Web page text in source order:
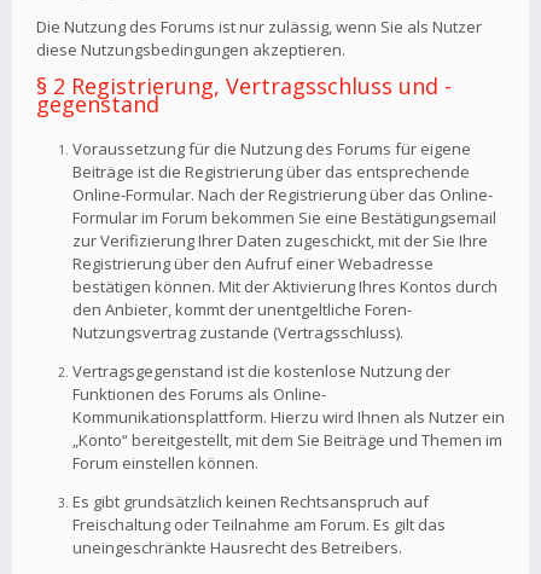
Die Nutzung des Forums ist nur zulässig, wenn Sie als Nutzer
diese Nutzungsbedingungen akzeptieren.
§ 2 Registrierung, Vertragsschluss und -
gegenstand
Voraussetzung für die Nutzung des Forums für eigene
Beiträge ist die Registrierung über das entsprechende
Online-Formular. Nach der Registrierung über das Online-
Formular im Forum bekommen Sie eine Bestätigungsemail
zur Verifizierung Ihrer Daten zugeschickt, mit der Sie Ihre
Registrierung über den Aufruf einer Webadresse
bestätigen können. Mit der Aktivierung Ihres Kontos durch
den Anbieter, kommt der unentgeltliche Foren-
Nutzungsvertrag zustande (Vertragsschluss).
Vertragsgegenstand ist die kostenlose Nutzung der
Funktionen des Forums als Online-
Kommunikationsplattform. Hierzu wird Ihnen als Nutzer ein
„Konto“ bereitgestellt, mit dem Sie Beiträge und Themen im
Forum einstellen können.
Es gibt grundsätzlich keinen Rechtsanspruch auf
Freischaltung oder Teilnahme am Forum. Es gilt das
uneingeschränkte Hausrecht des Betreibers.